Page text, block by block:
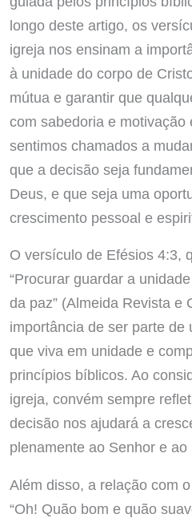
longo deste artigo, os
igreja nos ensinam a
à unidade do corpo de
mútua e garantir que
com sabedoria e motivação
sentimos chamados a
que a decisão seja
Deus, e que seja uma
crescimento pessoal e
O versículo de Efésios 4:3,
“Procurar guardar a
da paz” (Almeida Revista e
importância de ser parte de
que viva em unidade e
princípios bíblicos. Ao
igreja, convém sempre
decisão nos ajudará a
plenamente ao Senhor e ao
Além disso, a relação com
“Oh! Quão bom e quão